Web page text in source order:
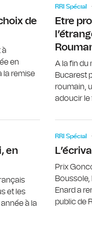
de
à
en
la remise
RRI Spécial
Etre
A la fin du
Bucarest
roumain,
adoucir le
en
et les
à la
RRI Spécial
Prix
Boussole,
Enard a
public de